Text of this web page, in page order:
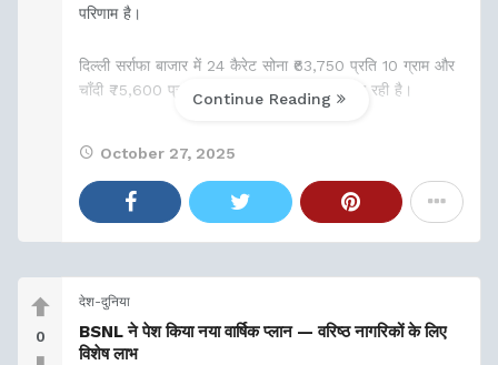
परिणाम है।
दिल्ली सर्राफा बाजार में 24 कैरेट सोना ₹63,750 प्रति 10 ग्राम और
चाँदी ₹75,600 प्रति किलो के आसपास कारोबार कर रही है।
Continue Reading
October 27, 2025
0
देश-दुनिया
BSNL ने पेश किया नया वार्षिक प्लान — वरिष्ठ नागरिकों के लिए
विशेष लाभ